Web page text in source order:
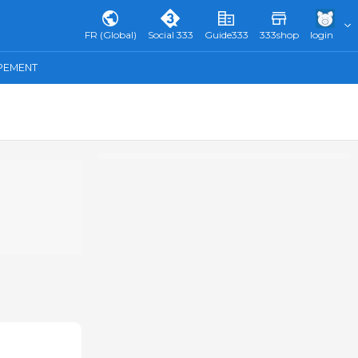
FR (Global) Social 333 Guide333 333shop login